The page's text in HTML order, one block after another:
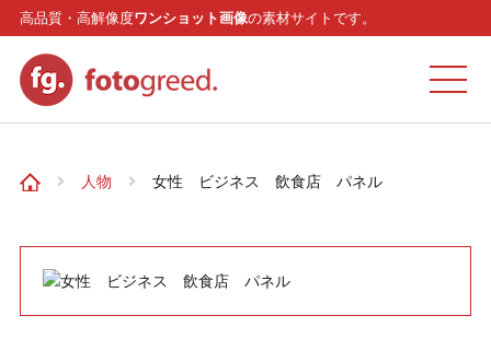
高品質・高解像度ワンショット画像の素材サイトです。
人物 女性 ビジネス 飲食店 パネル